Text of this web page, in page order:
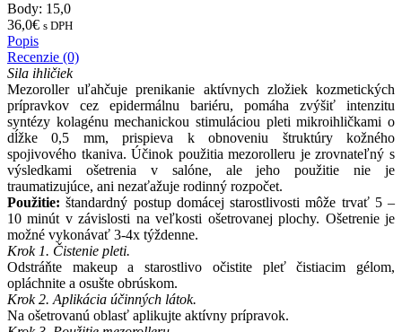
Body: 15,0
36,0€ s DPH
Popis
Recenzie (0)
Sila ihličiek
Mezoroller uľahčuje prenikanie aktívnych zložiek kozmetických
prípravkov cez epidermálnu bariéru, pomáha zvýšiť intenzitu
syntézy kolagénu mechanickou stimuláciou pleti mikroihličkami o
dĺžke 0,5 mm, prispieva k obnoveniu štruktúry kožného
spojivového tkaniva. Účinok použitia mezorolleru je zrovnateľný s
výsledkami ošetrenia v salóne, ale jeho použitie nie je
traumatizujúce, ani nezaťažuje rodinný rozpočet.
Použitie:štandardný postup domácej starostlivosti môže trvať 5 –
10 minút v závislosti na veľkosti ošetrovanej plochy. Ošetrenie je
možné vykonávať 3-4x týždenne.
Krok 1. Čistenie pleti.
Odstráňte makeup a starostlivo očistite pleť čistiacim gélom,
opláchnite a osušte obrúskom.
Krok 2. Aplikácia účinných látok.
Na ošetrovanú oblasť aplikujte aktívny prípravok.